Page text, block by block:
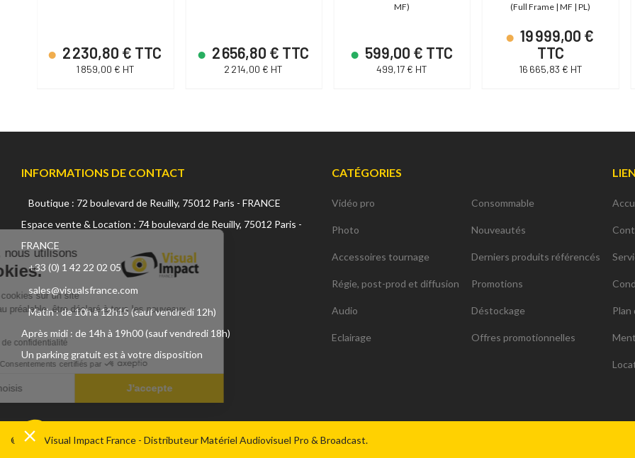
2 230,80 € TTC
1 859,00 € HT
2 656,80 € TTC
2 214,00 € HT
MF)
599,00 € TTC
499,17 € HT
(Full Frame | MF | PL)
19 999,00 €
TTC
16 665,83 € HT
INFORMATIONS DE CONTACT
Boutique : 72 boulevard de Reuilly, 75012 Paris - FRANCE
Espace vente & Location : 74 boulevard de Reuilly, 75012 Paris -
FRANCE
+33 (0) 1 42 22 02 05
sales@visualsfrance.com
Matin : de 10h à 12h15 (sauf vendredi 12h)
Après midi : de 14h à 19h00 (sauf vendredi 18h)
Un parking gratuit est à votre disposition
CATÉGORIES
Vidéo pro
Photo
Accessoires tournage
Régie, post-prod et diffusion
Audio
Eclairage
Consommable
Nouveautés
Derniers produits référencés
Promotions
Déstockage
Offres promotionnelles
Plan
©2026 Visual Impact France - Distributeur Matériel Audiovisuel Pro & Broadcast.
Sur ce site, nous utilisons
des cookies.
L'utilisation de cookies sur un site
internet, doit, au préalable, être déclaré à tous les nouveaux
Lire la politique de confidentialité
Consentements certifiés par
Notre plateforme vous permet d'adapter et de gérer vos paramètres de confidentialité, en garantissant la conformité avec les